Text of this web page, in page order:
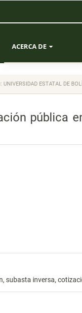
ACERCA DE
EQUIPO EDITORIAL
ESTATAL DE
pública
subasta inversa,